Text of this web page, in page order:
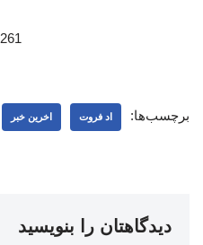
261 33
برچسب‌ها: اد فروت اخرین خبر
دیدگاهتان را بنویسید